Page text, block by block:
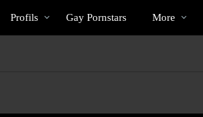
Profils Gay Pornstars More